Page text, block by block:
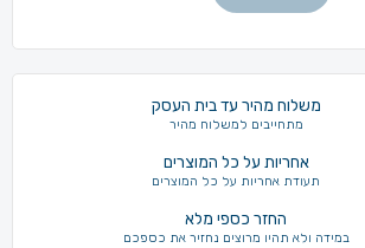
משלוח מהיר עד בית העסק
מתחייבים למשלוח מהיר
אחריות על כל המוצרים
תעודת אחריות על כל המוצרים
החזר כספי מלא
במידה ולא תהיו מרוצים נחזיר את כספכם